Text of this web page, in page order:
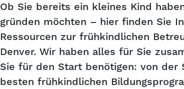
Ob Sie bereits ein kleines Kind
gründen möchten – hier finden Sie
Ressourcen zur frühkindlichen
Denver. Wir haben alles für Sie
Sie für den Start benötigen: von der
besten frühkindlichen